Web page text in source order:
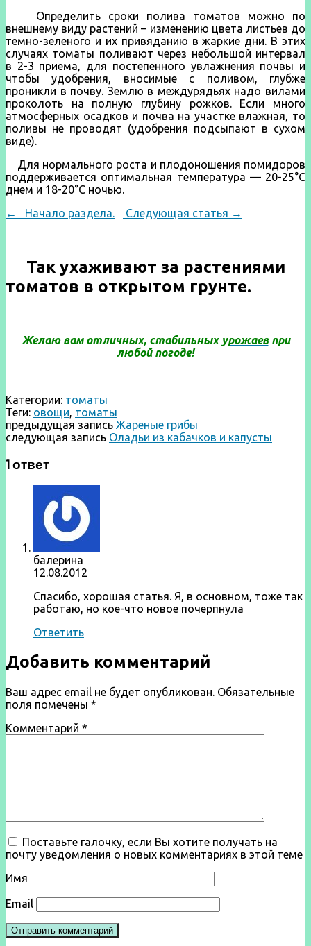
Определить сроки полива томатов можно по
внешнему виду рас­тений – изменению цвета листьев до
темно-зеленого и их привяданию в жаркие дни. В этих
случаях томаты поливают через небольшой интервал
в 2-3 приема, для постепенного ув­лажнения почвы и
чтобы удобрения, вносимые с поливом, глубже
проникли в почву. Землю в междурядьях надо вилами
проколоть на полную глубину рожков. Если много
атмосферных осадков и почва на участке влажная, то
поливы не проводят (удобрения подсыпают в сухом
виде).
Для нормального роста и плодоно­шения помидоров
поддерживается оптимальная температура — 20-25°С
днем и 18-20°С ночью.
←
Начало раздела. Следующая статья →
Так ухаживают за растениями
томатов в открытом грунте.
Желаю вам отличных, стабильных урожаевпри
любой погоде!
Категории: томаты
Теги: овощи, томаты
предыдущая запись Жареные грибы
следующая запись Оладьи из кабачков и капусты
1 ответ
балерина
12.08.2012
Спасибо, хорошая статья. Я, в основном, тоже так
работаю, но кое-что новое почерпнула
Ответить
Добавить комментарий
Ваш адрес email не будет опубликован. Обязательные
поля помечены *
Комментарий *
Поставьте галочку, если Вы хотите получать на
почту уведомления о новых комментариях в этой теме
Имя
Email